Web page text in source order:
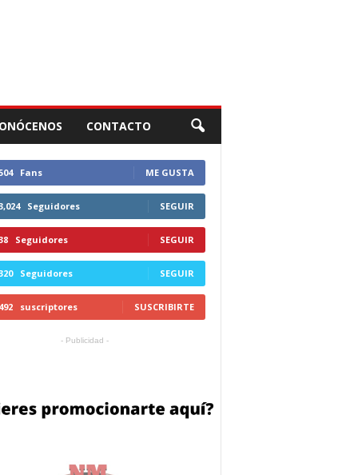
CONTACTO
Fans ME GUSTA
Seguidores SEGUIR
Seguidores SEGUIR
Seguidores SEGUIR
492 suscriptores SUSCRIBIRTE
- Publicidad -